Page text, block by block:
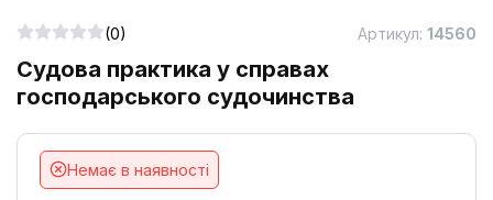
Судова практика у справах
господарського судочинства
(0) Артикул: 14560
Немає в наявності